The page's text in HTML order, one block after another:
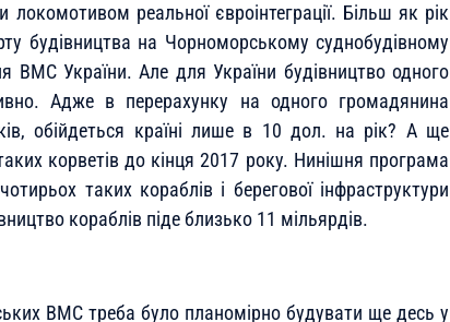
реальної євроінтеграції. Більш як рік
будівництва на Чорноморському суднобудівному
ВМС України. Але для України будівництво одного
Адже в перерахунку на одного громадянина
обійдеться країні лише в 10 дол. на рік? А ще
корветів до кінця 2017 року. Нинішня програма
таких кораблів і берегової інфраструктури
кораблів піде близько 11 мільярдів.
ВМС треба було планомірно будувати ще десь у